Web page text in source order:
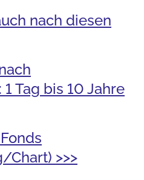
nach diesen
Tag bis 10 Jahre
>>>